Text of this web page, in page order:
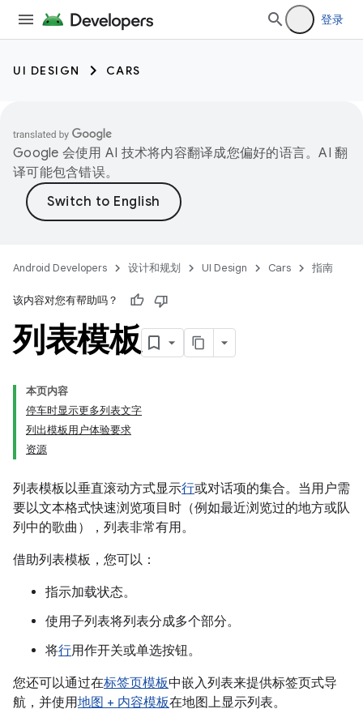
登录
UI DESIGN CARS
Google 会使用 AI 技术将内容翻译成您偏好的语言。AI 翻
译可能包含错误。
Android Developers 设计和规划 UI Design Cars 指南
该内容对您有帮助吗？
列表模板
本页内容
停车时显示更多列表文字
列出模板用户体验要求
资源
列表模板以垂直滚动方式显示行或对话项的集合。当用户需
要以文本格式快速浏览项目时（例如最近浏览过的地方或队
列中的歌曲），列表非常有用。
借助列表模板，您可以：
指示加载状态。
使用子列表将列表分成多个部分。
将行用作开关或单选按钮。
您还可以通过在标签页模板中嵌入列表来提供标签页式导
航，并使用地图 + 内容模板在地图上显示列表。